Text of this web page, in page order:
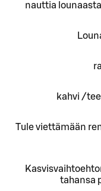
nauttia
kahvi /
Tule viettämään
tahansa